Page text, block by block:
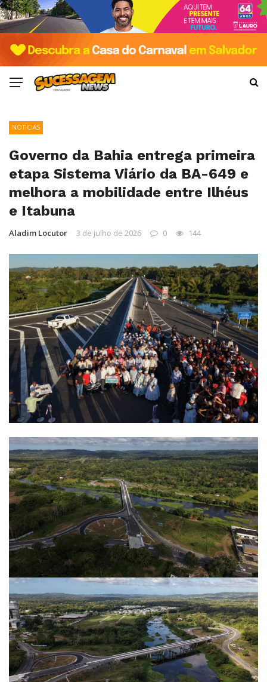
NOTÍCIAS
Governo da Bahia entrega primeira
etapa Sistema Viário da BA-649 e
melhora a mobilidade entre Ilhéus
e Itabuna
Aladim Locutor 3 de julho de 2026 0 144